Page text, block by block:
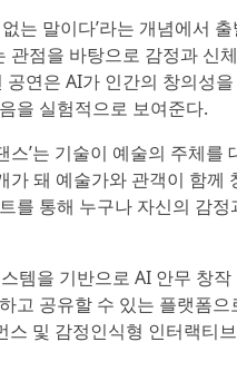
없는 말이다’라는 개념에서
관점을 바탕으로 감정과 신
연은 AI가 인간의 창의성
을 실험적으로 보여준다.
스’는 기술이 예술의 주체
가 돼 예술가와 관객이 함
를 통해 누구나 자신의 감
템을 기반으로 AI 안무 창
고 공유할 수 있는 플랫폼으
스 및 감정인식형 인터랙티